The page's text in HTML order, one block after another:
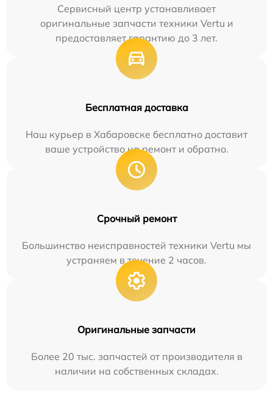
Сервисный центр устанавливает
оригинальные запчасти техники Vertu и
предоставляет гарантию до 3 лет.
Бесплатная доставка
Наш курьер в Хабаровске бесплатно доставит
ваше устройство на ремонт и обратно.
Срочный ремонт
Большинство неисправностей техники Vertu мы
устраняем в течение 2 часов.
Оригинальные запчасти
Более 20 тыс. запчастей от производителя в
наличии на собственных складах.